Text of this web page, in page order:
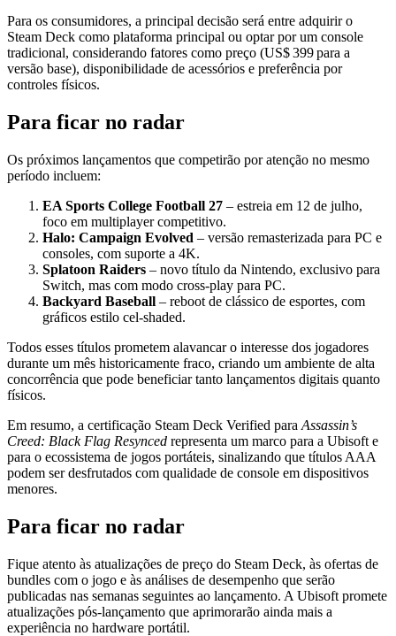
Para os consumidores, a principal decisão será entre adquirir o
Steam Deck como plataforma principal ou optar por um console
tradicional, considerando fatores como preço (US$ 399 para a
versão base), disponibilidade de acessórios e preferência por
controles físicos.
Para ficar no radar
Os próximos lançamentos que competirão por atenção no mesmo
período incluem:
EA Sports College Football 27 – estreia em 12 de julho,
foco em multiplayer competitivo.
Halo: Campaign Evolved – versão remasterizada para PC e
consoles, com suporte a 4K.
Splatoon Raiders – novo título da Nintendo, exclusivo para
Switch, mas com modo cross‑play para PC.
Backyard Baseball – reboot de clássico de esportes, com
gráficos estilo cel‑shaded.
Todos esses títulos prometem alavancar o interesse dos jogadores
durante um mês historicamente fraco, criando um ambiente de alta
concorrência que pode beneficiar tanto lançamentos digitais quanto
físicos.
Em resumo, a certificação Steam Deck Verified para Assassin’s
Creed: Black Flag Resynced representa um marco para a Ubisoft e
para o ecossistema de jogos portáteis, sinalizando que títulos AAA
podem ser desfrutados com qualidade de console em dispositivos
menores.
Para ficar no radar
Fique atento às atualizações de preço do Steam Deck, às ofertas de
bundles com o jogo e às análises de desempenho que serão
publicadas nas semanas seguintes ao lançamento. A Ubisoft promete
atualizações pós‑lançamento que aprimorarão ainda mais a
experiência no hardware portátil.